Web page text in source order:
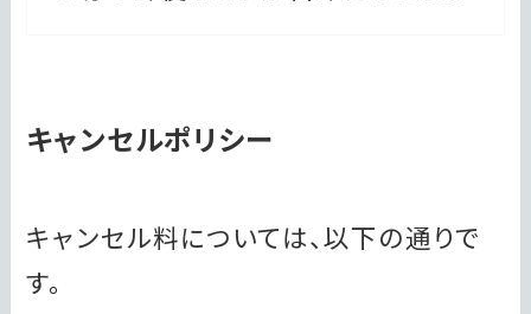
キャンセルポリシー
キャンセル料については、以下の通りで
す。